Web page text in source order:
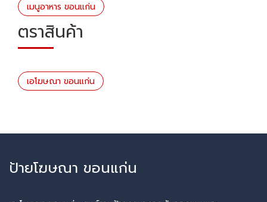
เมนูอาหาร ขอนแก่น
ตราสินค้า
เอโฆษณา ขอนแก่น
ป้ายโฆษณา ขอนแก่น